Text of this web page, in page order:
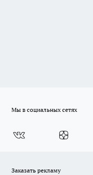
Мы в социальных сетях
Заказать рекламу